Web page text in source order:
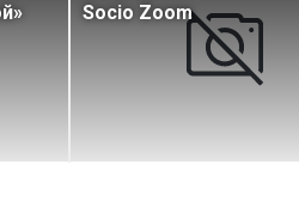
Socio Zoom